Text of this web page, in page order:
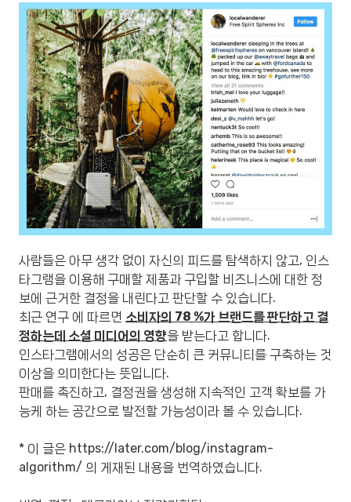
사람들은 아무 생각 없이 자신의 피드를 탐색하지 않고, 인스
타그램을 이용해 구매할 제품과 구입할 비즈니스에 대한 정
보에 근거한 결정을 내린다고 판단할 수 있습니다.
최근 연구 에 따르면 소비자의 78 %가 브랜드를 판단하고 결
정하는데 소셜 미디어의 영향을 받는다고 합니다.
인스타그램에서의 성공은 단순히 큰 커뮤니티를 구축하는 것
이상을 의미한다는 뜻입니다.
판매를 촉진하고, 결정권을 생성해 지속적인 고객 확보를 가
능케 하는 공간으로 발전할 가능성이라 볼 수 있습니다.
* 이 글은 https://later.com/blog/instagram-
algorithm/ 의 게재된 내용을 번역하였습니다.